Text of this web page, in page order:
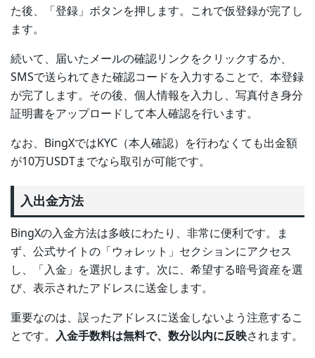
た後、「登録」ボタンを押します。これで仮登録が完了し
ます。
続いて、届いたメールの確認リンクをクリックするか、
SMSで送られてきた確認コードを入力することで、本登録
が完了します。その後、個人情報を入力し、写真付き身分
証明書をアップロードして本人確認を行います。
なお、BingXではKYC（本人確認）を行わなくても出金額
が10万USDTまでなら取引が可能です。
入出金方法
BingXの入金方法は多岐にわたり、非常に便利です。ま
ず、公式サイトの「ウォレット」セクションにアクセス
し、「入金」を選択します。次に、希望する暗号資産を選
び、表示されたアドレスに送金します。
重要なのは、誤ったアドレスに送金しないよう注意するこ
とです。 入金手数料は無料で、数分以内に反映されます。